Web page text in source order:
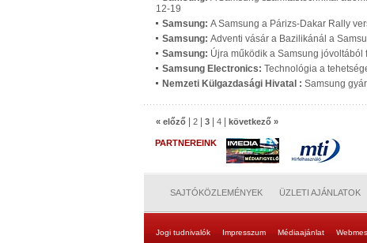
12-19
Samsung: A Samsung a Párizs-Dakar Rally
Samsung: Adventi vásár a Bazilikánál a
Samsung: Újra működik a Samsung
Samsung Electronics: Technológia a
Nemzeti Külgazdasági Hivatal : Samsung
« előző 2 3 4 következő »
PARTNEREINK
SAJTÓKÖZLEMÉNYEK ÜZLETI AJÁNLATOK
Jogi tudnivalók Impresszum Médiaajánlat